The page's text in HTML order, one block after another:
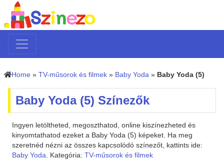
Home » TV-műsorok és filmek » Baby Yoda » Baby Yoda (5)
Baby Yoda (5) Színezők
Ingyen letöltheted, megoszthatod, online kiszínezheted és
kinyomtathatod ezeket a Baby Yoda (5) képeket. Ha meg
szeretnéd nézni az összes kapcsolódó színezőt, kattints ide:
Baby Yoda. Kategória: TV-műsorok és filmek